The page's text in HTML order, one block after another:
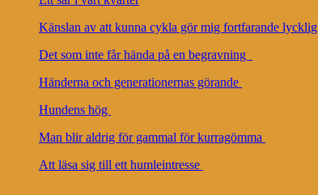
Känslan av att kunna cykla gör mig fortfarande lycklig
Det som inte får hända på en begravning
Händerna och generationernas görande
Hundens hög
Man blir aldrig för gammal för kurragömma
Att läsa sig till ett humleintresse